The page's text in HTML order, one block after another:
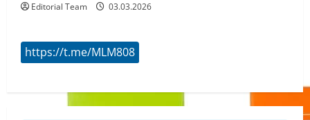
Editorial Team 03.03.2026
https://t.me/MLM808